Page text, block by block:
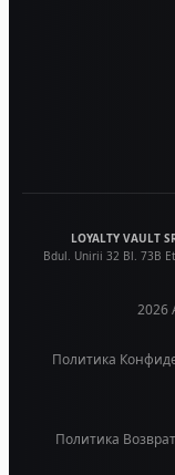
LOYALTY VAULT
Bdul. Unirii 32 Bl. 73B
2026
Политика
Политика